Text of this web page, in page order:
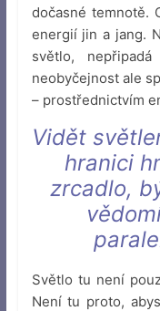
dočasné temnotě.
energií jin a jang.
světlo,
neobyčejnost ale
– prostřednictvím
Vidět
hranici
zrcadlo,
Světlo tu není
Není tu proto,